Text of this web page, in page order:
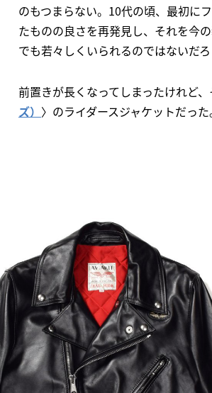
のもつまらない。10代の頃、最初に
たものの良さを再発見し、それを今
でも若々しくいられるのではないだろ
前置きが長くなってしまったけれど
ズ） 〉のライダースジャケットだった